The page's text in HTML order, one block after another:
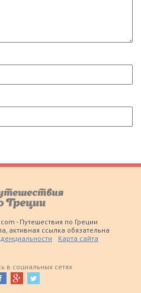
- Путешествия по Греции
активная ссылка обязательна
Карта сайта
в социальных сетях